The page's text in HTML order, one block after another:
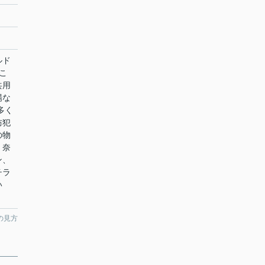
な
く
犯
物
奈
見方